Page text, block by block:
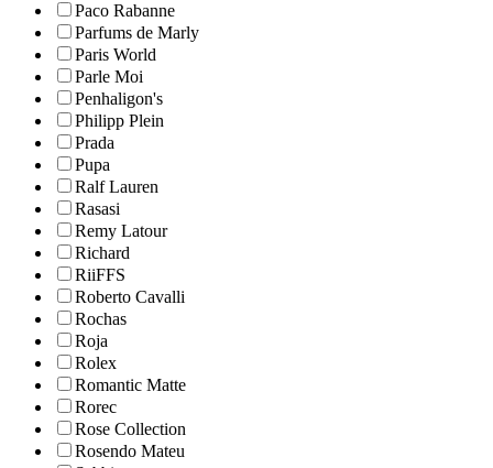
Paco Rabanne
Parfums de Marly
Paris World
Parle Moi
Penhaligon's
Philipp Plein
Prada
Pupa
Ralf Lauren
Rasasi
Remy Latour
Richard
RiiFFS
Roberto Cavalli
Rochas
Roja
Rolex
Romantic Matte
Rorec
Rose Collection
Rosendo Mateu